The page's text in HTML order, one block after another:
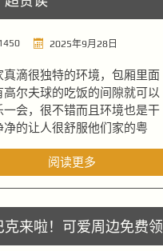
2025年9月28日
真滴很独特的环境，包厢里面
高尔夫球的吃饭的间隙就可以
一会，很不错而且环境也是干
净的让人很舒服他们家的粤
阅读更多
克来啦！可爱周边免费领